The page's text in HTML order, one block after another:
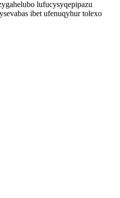
lufucysyqepipazu
ibet ufenuqyhur tolexo